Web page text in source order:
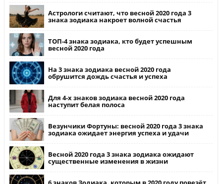
Астрологи считают, что весной 2020 года 3
знака зодиака накроет волной счастья
ТОП-4 знака зодиака, кто будет успешным
весной 2020 года
На 3 знака зодиака весной 2020 года
обрушится дождь счастья и успеха
Для 4-х знаков зодиака весной 2020 года
наступит белая полоса
Везунчики Фортуны: весной 2020 года 3 знака
зодиака ожидает энергия успеха и удачи
Весной 2020 года 3 знака зодиака ожидают
существенные изменения в жизни